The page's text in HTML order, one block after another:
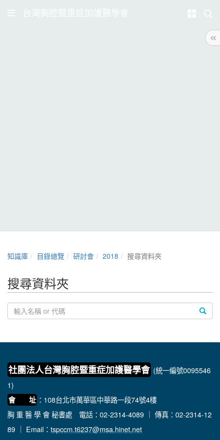
台灣胸腔暨重症加護醫學會
知識庫 目錄總覽 研討會 2018 搜尋資料夾
搜尋資料夾
社團法人台灣胸腔暨重症加護醫學會 (統一編號0095546
1)
會 址 ：108台北市萬華區中華路一段74號4樓
胸 重 醫 學 會 秘書處 電話：02-2314-4089 ｜ 傳真：02-2314-12
89 ｜ Email： tspccm.t6237@msa.hinet.net